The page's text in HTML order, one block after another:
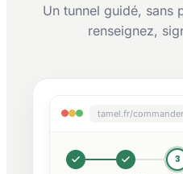
Un tunnel guidé, sans
renseignez,
tamel.fr/
3